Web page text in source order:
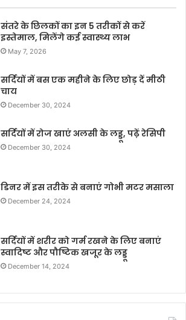
संतरे के छिलकों का इन 5 तरीकों से करें
इस्तेमाल, मिलेंगे कई स्वास्थ्य लाभ
May 7, 2026
सर्दियों में बस एक महीने के लिए छोड़ दें मीठी
चाय
December 30, 2024
सर्दियों में रोज खाएं अलसी के लड्डू, पढ़ें रेसिपी
December 30, 2024
डिनर में इस तरीके से बनाएं गोभी मटर मसाला
December 24, 2024
सर्दियों में शरीर को गर्म रखने के लिए बनाएं
स्वादिष्ट और पौष्टिक खजूर के लड्डू
December 14, 2024